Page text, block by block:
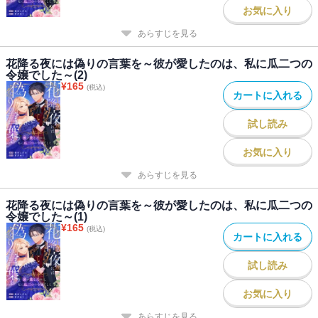
お気に入り
あらすじを見る
花降る夜には偽りの言葉を～彼が愛したのは、私に瓜二つの
令嬢でした～(2)
¥165 (税込)
カートに入れる
試し読み
お気に入り
あらすじを見る
花降る夜には偽りの言葉を～彼が愛したのは、私に瓜二つの
令嬢でした～(1)
¥165 (税込)
カートに入れる
試し読み
お気に入り